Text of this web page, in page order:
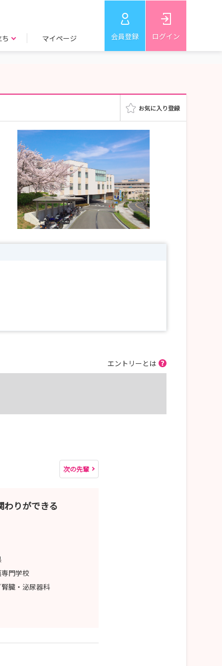
マイページ 会員登録 ログイン
。
エントリーとは
次の先輩
わりができる
門学校
臓・泌尿器科